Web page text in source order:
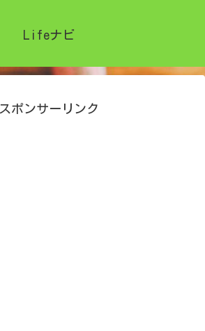
Lifeナビ
スポンサーリンク